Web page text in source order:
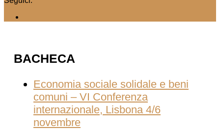
BACHECA
Economia sociale solidale e beni
comuni – VI Conferenza
internazionale, Lisbona 4/6
novembre